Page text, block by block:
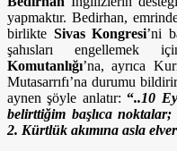
yapmaktır. Bedirhan,
birlikte Sivas Kongresi’ni
şahısları engellemek
Komutanlığı’na, ayrıca
Mutasarrıfı’na durumu
aynen şöyle anlatır: “..10
belirttiğim başlıca
2. Kürtlük akımına asla